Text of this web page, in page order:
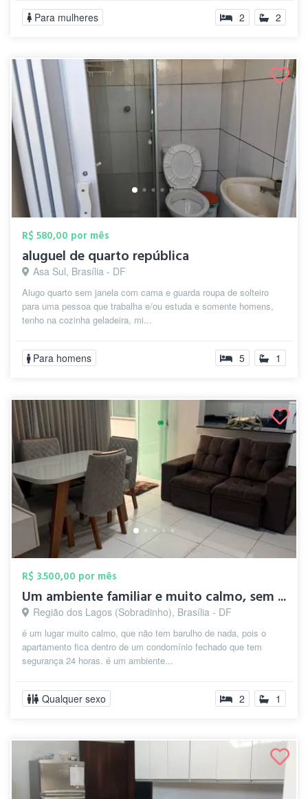
Para mulheres 2 2
R$ 580,00 por mês
aluguel de quarto república
Asa Sul, Brasília - DF
Alugo quarto sem janela com cama e guarda roupa de solteiro
para uma pessoa que trabalha e/ou estuda e somente homens,
tenho na cozinha geladeira, mi...
Para homens 5 1
R$ 3.500,00 por mês
Um ambiente familiar e muito calmo, sem ...
Região dos Lagos (Sobradinho), Brasília - DF
é um lugar muito calmo, que não tem barulho de nada, pois o
apartamento fica dentro de um condomínio fechado que tem
segurança 24 horas. é um ambiente...
Qualquer sexo 2 1